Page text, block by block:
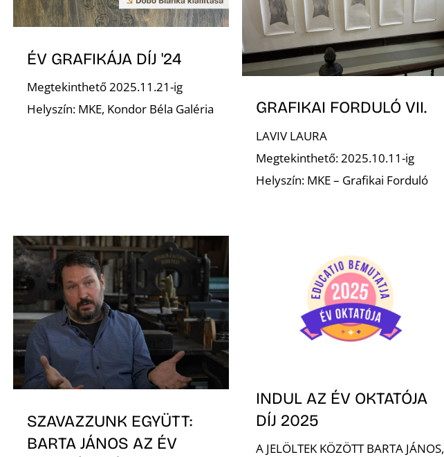
ÉV GRAFIKÁJA DÍJ '24
Megtekinthető 2025.11.21-ig
Helyszín: MKE, Kondor Béla Galéria
GRAFIKAI FORDULÓ VII.
LAVIV LAURA
Megtekinthető: 2025.10.11-ig
Helyszín: MKE – Grafikai Forduló
SZAVAZZUNK EGYÜTT:
BARTA JÁNOS AZ ÉV
INDUL AZ ÉV OKTATÓJA
DÍJ 2025
A JELÖLTEK KÖZÖTT BARTA JÁNOS,